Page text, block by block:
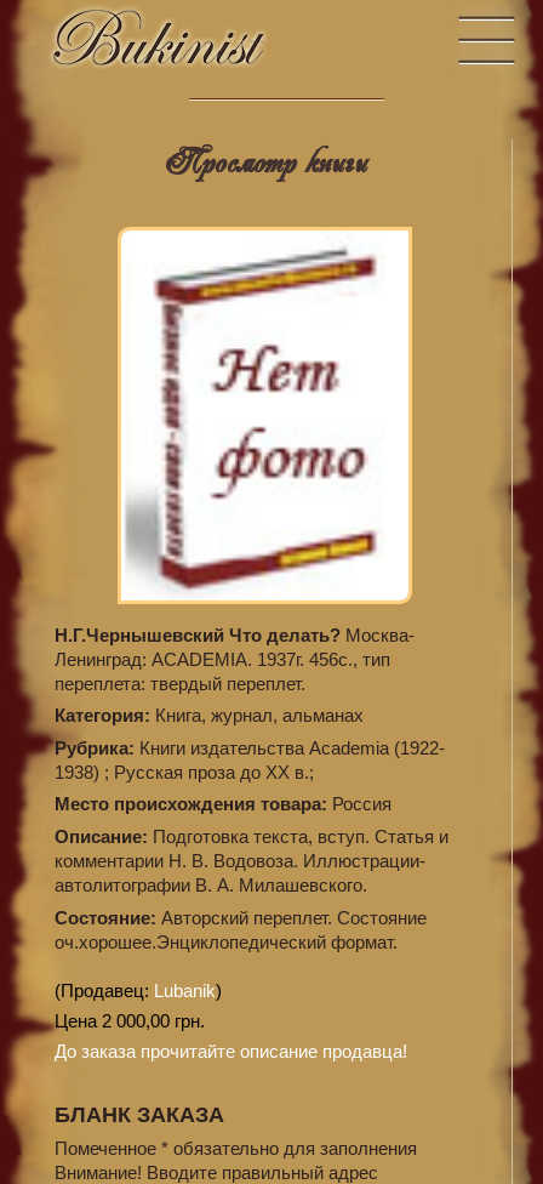
Просмотр книги
Н.Г.Чернышевский Что делать? Москва-
Ленинград: ACADEMIA. 1937г. 456с., тип
переплета: твердый переплет.
Категория: Книга, журнал, альманах
Рубрика: Книги издательства Academia (1922-
1938) ; Русская проза до XX в.;
Место происхождения товара: Россия
Описание: Подготовка текста, вступ. Статья и
комментарии Н. В. Водовоза. Иллюстрации-
автолитографии В. А. Милашевского.
Состояние: Авторский переплет. Состояние
оч.хорошее.Энциклопедический формат.
(Продавец: Lubanik)
Цена 2 000,00 грн.
До заказа прочитайте описание продавца!
БЛАНК ЗАКАЗА
Помеченное * обязательно для заполнения
Внимание! Вводите правильный адрес